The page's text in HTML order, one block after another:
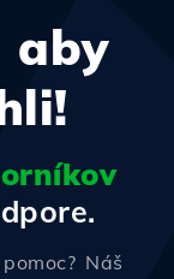
aby
Náš